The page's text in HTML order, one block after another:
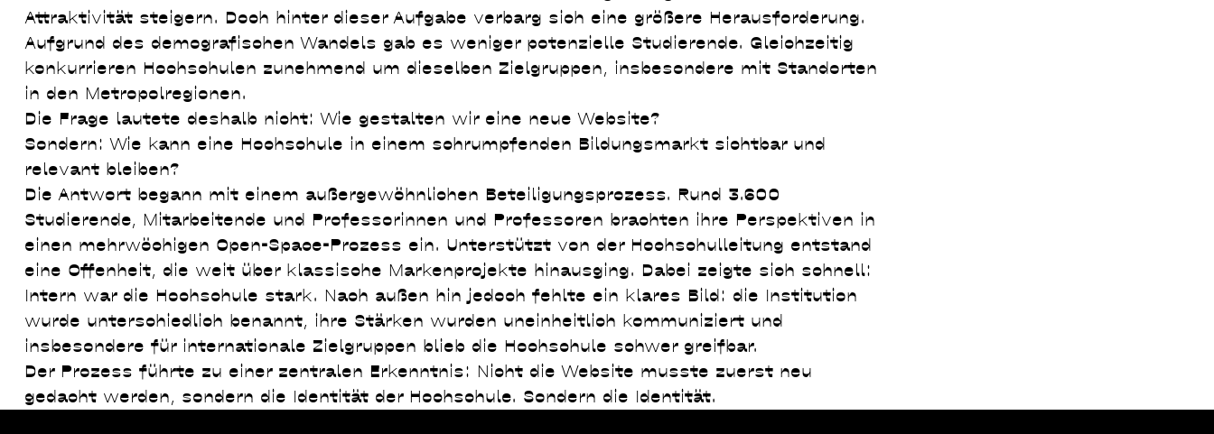
Attraktivität steigern. Doch hinter dieser Aufgabe verbarg sich eine größere Herausforderung.
Aufgrund des demografischen Wandels gab es weniger potenzielle Studierende. Gleichzeitig
konkurrieren Hochschulen zunehmend um dieselben Zielgruppen, insbesondere mit Standorten
in den Metropolregionen.
Die Frage lautete deshalb nicht: Wie gestalten wir eine neue Website?
Sondern: Wie kann eine Hochschule in einem schrumpfenden Bildungsmarkt sichtbar und
relevant bleiben?
Die Antwort begann mit einem außergewöhnlichen Beteiligungsprozess. Rund 3.600
Studierende, Mitarbeitende und Professorinnen und Professoren brachten ihre Perspektiven in
einen mehrwöchigen Open-Space-Prozess ein. Unterstützt von der Hochschulleitung entstand
eine Offenheit, die weit über klassische Markenprojekte hinausging. Dabei zeigte sich schnell:
Intern war die Hochschule stark. Nach außen hin jedoch fehlte ein klares Bild: die Institution
wurde unterschiedlich benannt, ihre Stärken wurden uneinheitlich kommuniziert und
insbesondere für internationale Zielgruppen blieb die Hochschule schwer greifbar.
Der Prozess führte zu einer zentralen Erkenntnis: Nicht die Website musste zuerst neu
gedacht werden, sondern die Identität der Hochschule. Sondern die Identität.